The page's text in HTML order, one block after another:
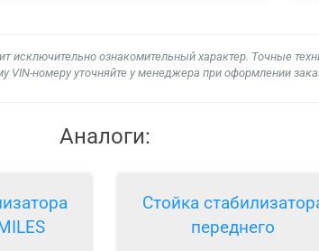
ознакомительный характер. Точные
VIN-номеру уточняйте у менеджера при оформлении
Аналоги:
Стойка
переднего